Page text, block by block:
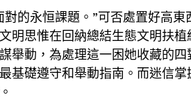
的永恒課題。”可否處置好高東
明思惟在回納總結生態文明扶
舉動，為處理這一困她收藏的四
基礎遵守和舉動指南。而迷信掌